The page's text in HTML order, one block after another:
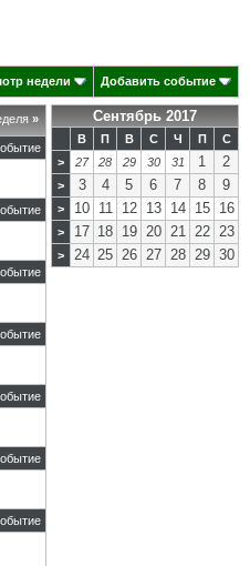
недели Добавить событие
» Сентябрь 2017
В П В С Ч П
С
>
27 28 29 30 31 1 2
> 3 4 5 6 7 8 9
> 10 11 12 13 14 15 16
> 17 18 19 20 21 22 23
> 24 25 26 27 28 29 30